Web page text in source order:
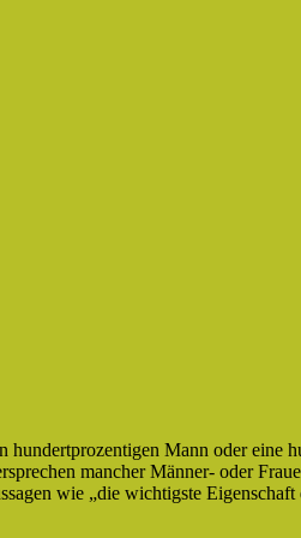
Mann oder eine
mancher Männer- oder
wie „die wichtigste Eigenschaft